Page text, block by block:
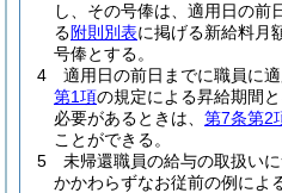
し、その号俸は、適用日の前
る附則別表に掲げる新給料月
号俸とする。
4
適用日の前日までに職員に
第1項の規定による昇給期間
必要があるときは、 第7条第2
ことができる。
5
未帰還職員の給与の取扱い
かかわらずなお従前の例によ